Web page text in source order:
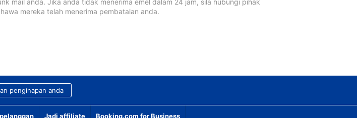
mail anda. Jika anda tidak menerima emel dalam 24 jam, sila hubungi pihak
mereka telah menerima pembatalan anda.
penginapan anda
Jadi affiliate Booking.com for Business